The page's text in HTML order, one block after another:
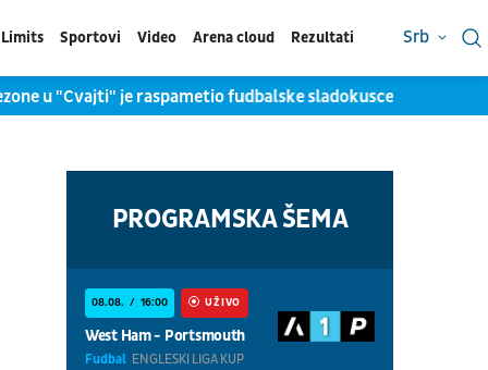
Limits Sportovi Video Arena cloud Rezultati Srb
"Cvajti" je raspametio fudbalske sladokusce (VIDEO)
PROGRAMSKA ŠEMA
08.08. 16:00 UŽIVO
West Ham - Portsmouth
Fudbal ENGLESKI LIGA KUP